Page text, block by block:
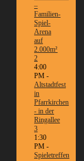
–
Familien-
Spiel-
Arena
auf
2.000m²
2
4:00
PM -
Altstadtfest
in
Pfarrkirchen
- in der
Ringallee
3
1:30
PM -
Spieletreffen